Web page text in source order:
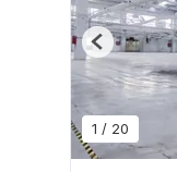
1 / 20
Previous